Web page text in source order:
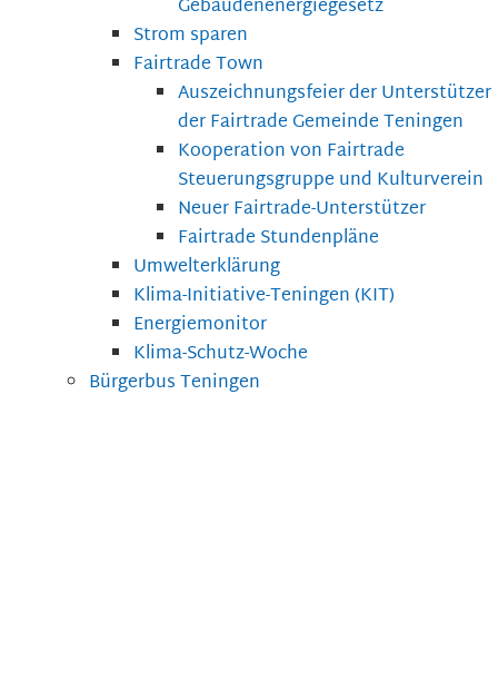
Gebäudenenergiegesetz
Strom sparen
Fairtrade Town
Auszeichnungsfeier der Unterstützer
der Fairtrade Gemeinde Teningen
Kooperation von Fairtrade
Steuerungsgruppe und Kulturverein
Neuer Fairtrade-Unterstützer
Fairtrade Stundenpläne
Umwelterklärung
Klima-Initiative-Teningen (KIT)
Energiemonitor
Klima-Schutz-Woche
Bürgerbus Teningen